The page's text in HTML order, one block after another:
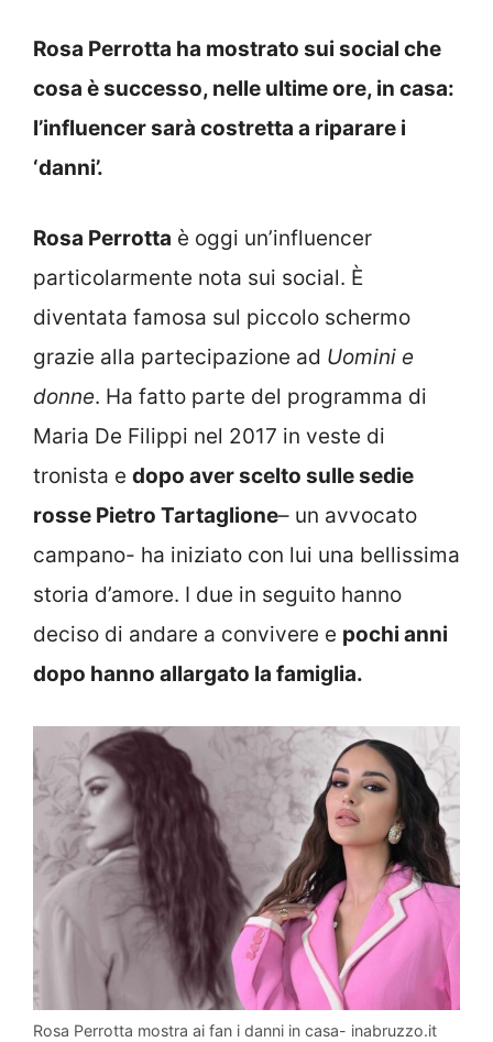
Rosa Perrotta ha mostrato sui social che
cosa è successo, nelle ultime ore, in casa:
l’influencer sarà costretta a riparare i
‘danni’.
Rosa Perrotta è oggi un’influencer
particolarmente nota sui social. È
diventata famosa sul piccolo schermo
grazie alla partecipazione ad Uomini e
donne. Ha fatto parte del programma di
Maria De Filippi nel 2017 in veste di
tronista e dopo aver scelto sulle sedie
rosse Pietro Tartaglione– un avvocato
campano- ha iniziato con lui una bellissima
storia d’amore. I due in seguito hanno
deciso di andare a convivere e pochi anni
dopo hanno allargato la famiglia.
Rosa Perrotta mostra ai fan i danni in casa- inabruzzo.it